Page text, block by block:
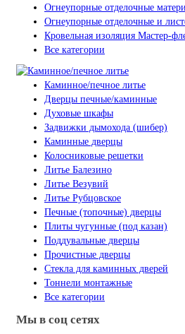
Огнеупорные отделочные
Огнеупорные отделочные и
Кровельная изоляция Мастер-
Все категории
Каминное/печное литье
Дверцы печные/каминные
Духовые шкафы
Задвижки дымохода (шибер)
Каминные дверцы
Колосниковые решетки
Литье Балезино
Литье Везувий
Литье Рубцовское
Печные (топочные) дверцы
Плиты чугунные (под казан)
Поддувальные дверцы
Прочистные дверцы
Стекла для каминных дверей
Тоннели монтажные
Все категории
Мы в соц сетях